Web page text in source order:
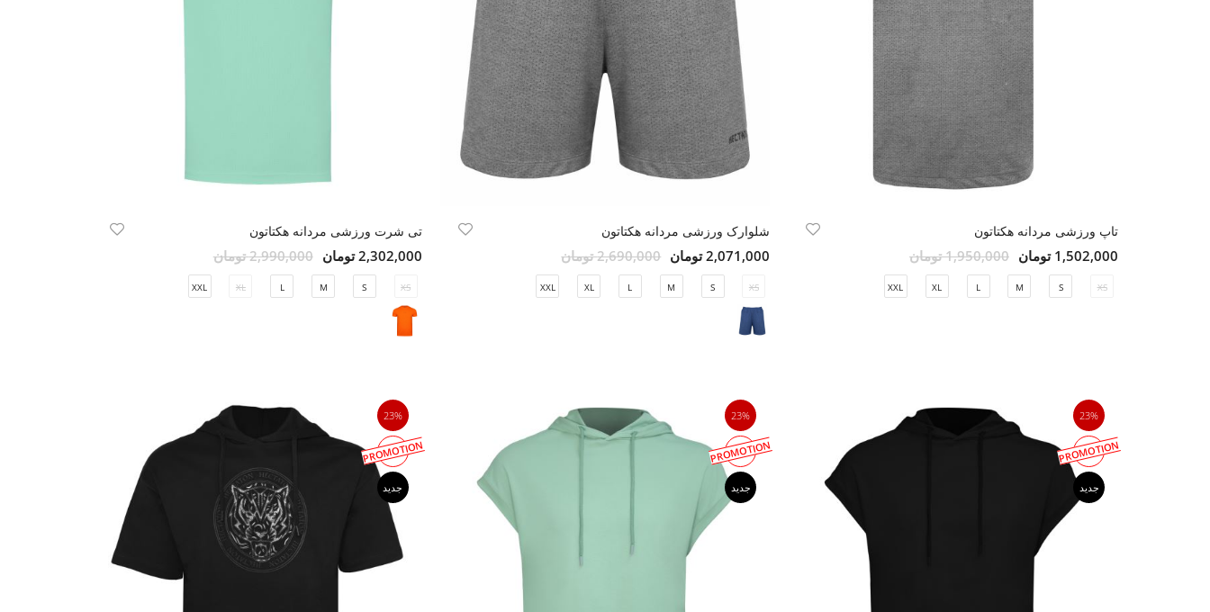
تاپ ورزشی مردانه هکتاتون
1,502,000 تومان 1,950,000 تومان
XS
S
M
L
XL
XXL
شلوارک ورزشی مردانه هکتاتون
2,071,000 تومان 2,690,000 تومان
XS
S
M
L
XL
XXL
تی شرت ورزشی مردانه هکتاتون
2,302,000 تومان 2,990,000 تومان
XS
S
M
L
XL
XXL
23%
PROMOTION
جدید
23%
PROMOTION
جدید
23%
PROMOTION
جدید